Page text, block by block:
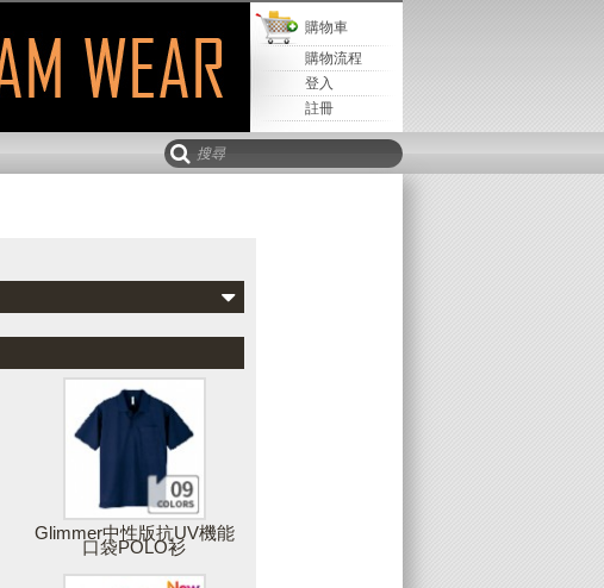
購物車
購物流程
登入
註冊
新增水平文字
可以新增水平、垂直或弧形文字到您的設
計作品中，並且可隨時調整文字的字型、
樣式、顏色、輪廓等外觀
Glimmer中性版抗UV機能
口袋POLO衫